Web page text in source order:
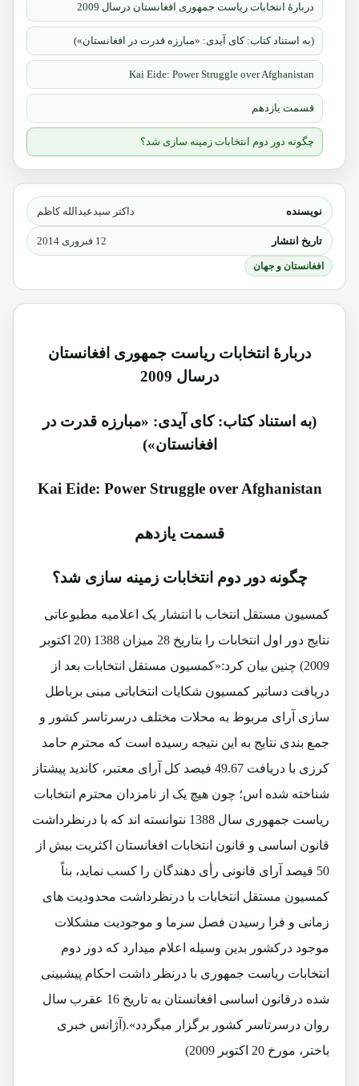
نویسنده داکتر سیدعبدالله کاظم
تاریخ انتشار 12 فبروری 2014
افغانستان و جهان
دربارۀ انتخابات ریاست جمهوری افغانستان
درسال 2009
(به استناد کتاب: کای آیدی: «مبارزه قدرت در
افغانستان»)
Kai Eide: Power Struggle over Afghanistan
قسمت یازدهم
چگونه دور دوم انتخابات زمینه سازی شد؟
کمسیون مستقل انتخاب با انتشار یک اعلامیه مطبوعاتی
نتایج دور اول انتخابات را بتاریخ 28 میزان 1388 (20 اکتوبر
2009) چنین بیان کرد:«کمسیون مستقل انتخابات بعد از
دریافت دساتیر کمسیون شکایات انتخاباتی مبنی برباطل
سازی آرای مربوط به محلات مختلف درسرتاسر کشور و
جمع بندی نتایج به این نتیجه رسیده است که محترم حامد
کرزی با دریافت 49.67 فیصد کل آرای معتبر، کاندید پیشتاز
شناخته شده اس؛ چون هیچ یک از نامزدان محترم انتخابات
ریاست جمهوری سال 1388 نتوانسته اند که با درنظرداشت
قانون اساسی و قانون انتخابات افغانستان اکثریت بیش از
50 فیصد آرای قانونی رأی دهندگان را کسب نماید، بناً
کمسیون مستقل انتخابات با درنظرداشت محدودیت های
زمانی و فرا رسیدن فصل سرما و موجودیت مشکلات
موجود درکشور بدین وسیله اعلام میدارد که دور دوم
انتخابات ریاست جمهوری با درنظر داشت احکام پیشبینی
شده درقانون اساسی افغانستان به تاریخ 16 عقرب سال
روان درسرتاسر کشور برگزار میگردد».(آژانس خبری
باختر، مورخ 20 اکتوبر 2009)
دربارۀ انتخابات ریاست جمهوری افغانستان درسال 2009
(به استناد کتاب: کای آیدی: «مبارزه قدرت در افغانستان»)
Kai Eide: Power Struggle over Afghanistan
قسمت یازدهم
چگونه دور دوم انتخابات زمینه سازی شد؟